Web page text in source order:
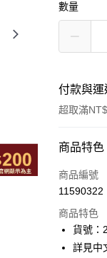
數量
付款與運
超取滿
付款方式
icash Pay
超商取貨
LINE Pay
商品特色
商品編號
11590322
商品特色
貨號：
詳見中